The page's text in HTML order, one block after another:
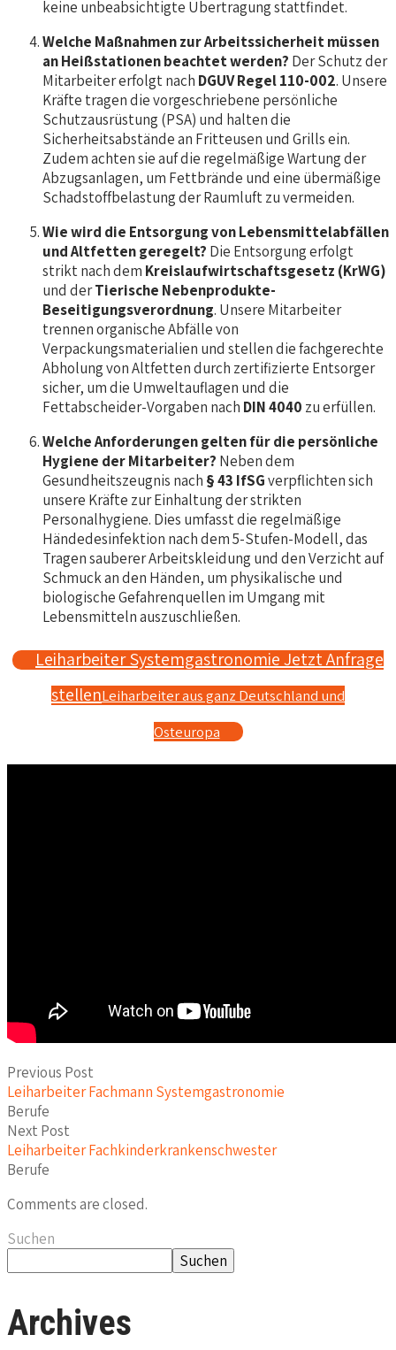
keine unbeabsichtigte Übertragung stattfindet.
Welche Maßnahmen zur Arbeitssicherheit müssen
an Heißstationen beachtet werden? Der Schutz der
Mitarbeiter erfolgt nach DGUV Regel 110-002. Unsere
Kräfte tragen die vorgeschriebene persönliche
Schutzausrüstung (PSA) und halten die
Sicherheitsabstände an Fritteusen und Grills ein.
Zudem achten sie auf die regelmäßige Wartung der
Abzugsanlagen, um Fettbrände und eine übermäßige
Schadstoffbelastung der Raumluft zu vermeiden.
Wie wird die Entsorgung von Lebensmittelabfällen
und Altfetten geregelt? Die Entsorgung erfolgt
strikt nach dem Kreislaufwirtschaftsgesetz (KrWG)
und derTierische Nebenprodukte-
Beseitigungsverordnung. Unsere Mitarbeiter
trennen organische Abfälle von
Verpackungsmaterialien und stellen die fachgerechte
Abholung von Altfetten durch zertifizierte Entsorger
sicher, um die Umweltauflagen und die
Fettabscheider-Vorgaben nach DIN 4040 zu erfüllen.
Welche Anforderungen gelten für die persönliche
Hygiene der Mitarbeiter? Neben dem
Gesundheitszeugnis nach § 43 IfSGverpflichten sich
unsere Kräfte zur Einhaltung der strikten
Personalhygiene. Dies umfasst die regelmäßige
Händedesinfektion nach dem 5-Stufen-Modell, das
Tragen sauberer Arbeitskleidung und den Verzicht auf
Schmuck an den Händen, um physikalische und
biologische Gefahrenquellen im Umgang mit
Lebensmitteln auszuschließen.
Leiharbeiter Systemgastronomie Jetzt Anfrage
stellenLeiharbeiter aus ganz Deutschland und
Osteuropa
Previous Post
Leiharbeiter Fachmann Systemgastronomie
Berufe
Next Post
Leiharbeiter Fachkinderkrankenschwester
Berufe
Comments are closed.
Suchen
Suchen
Archives